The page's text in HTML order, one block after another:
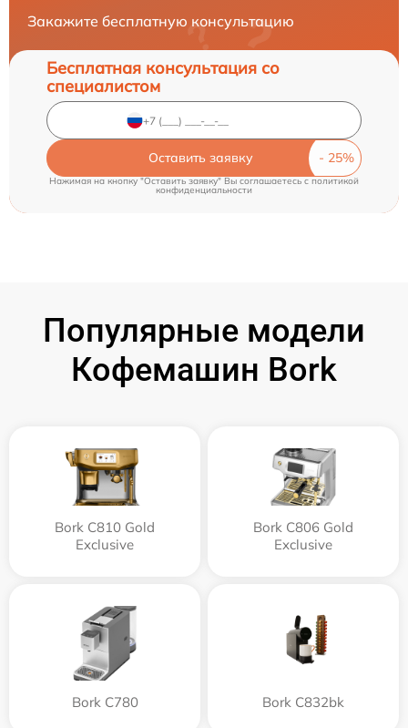
Закажите бесплатную консультацию
Бесплатная консультация со
специалистом
Оставить заявку
Нажимая на кнопку "Оставить заявку" Вы соглашаетесь c политикой
конфиденциальности
Популярные модели
Кофемашин Bork
Bork C810 Gold
Exclusive
Bork C806 Gold
Exclusive
Bork C780 Bork C832bk